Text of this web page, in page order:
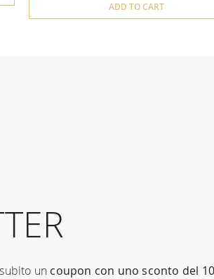
ADD TO CART
un coupon con uno sconto del